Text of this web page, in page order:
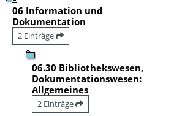
06 Information und
Dokumentation
2 Einträge
06.30 Bibliothekswesen,
Dokumentationswesen:
Allgemeines
2 Einträge